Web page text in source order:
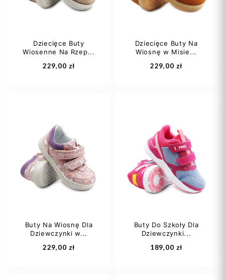
Dodaj do koszyka Dodaj do koszyka
Dziecięce Buty
Wiosenne Na Rzep...
229,00 zł
22 23 24
Dodaj do koszyka
Dziecięce Buty Na
Wiosnę w Misie...
229,00 zł
23 24
Dodaj do koszyka
Buty Na Wiosnę Dla
Dziewczynki w...
229,00 zł
Buty Do Szkoły Dla
Dziewczynki...
189,00 zł